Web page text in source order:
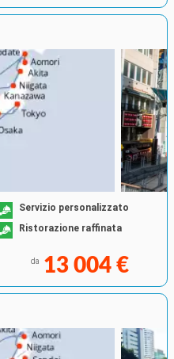
Servizio personalizzato
Ristorazione raffinata
da 13 004 €